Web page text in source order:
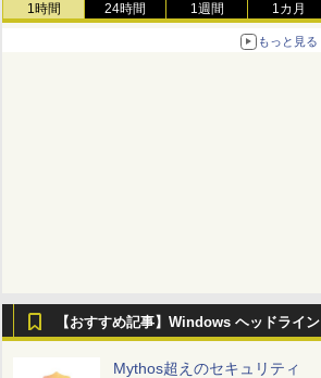
1時間 24時間 1週間 1カ月
もっと見る
【おすすめ記事】Windows ヘッドライン
Mythos超えのセキュリティ